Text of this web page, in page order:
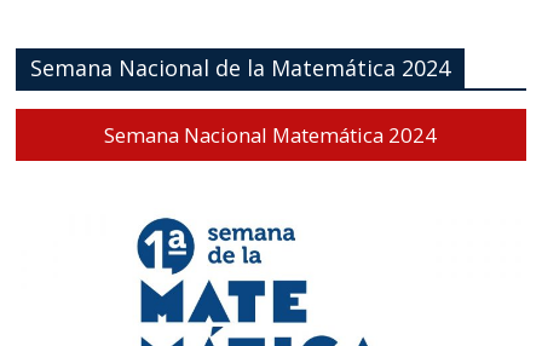
Semana Nacional de la Matemática 2024
Semana Nacional Matemática 2024